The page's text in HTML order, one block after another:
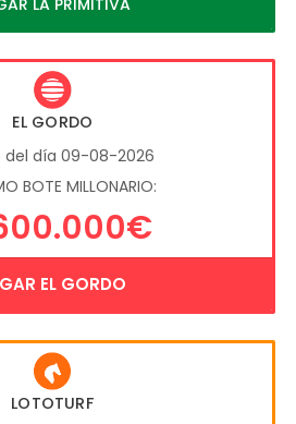
LA PRIMITIVA
EL GORDO
del día 09-08-2026
BOTE MILLONARIO:
EL GORDO
LOTOTURF